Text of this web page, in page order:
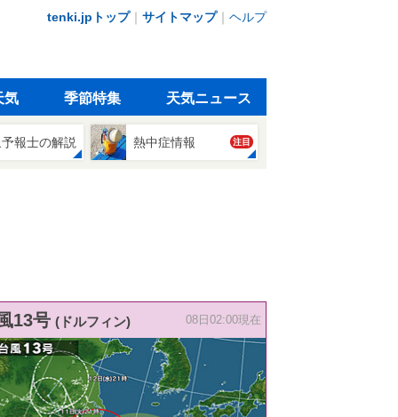
tenki.jpトップ｜ サイトマップ｜ ヘルプ
気 季節特集 天気ニュース
報士の解説 熱中症情報 注目
13号 (ドルフィン) 08日02:00現在